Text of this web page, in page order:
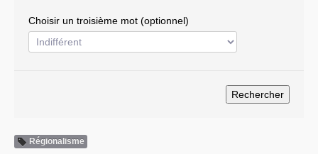
Systèmes & société sous contrôle
Choisir un troisième mot (optionnel)
Régionalisme